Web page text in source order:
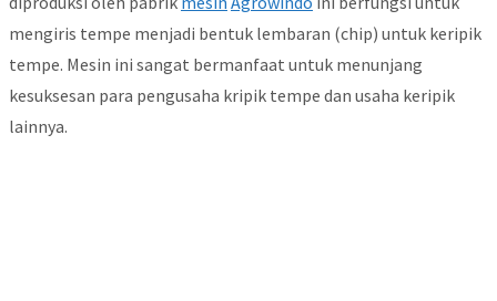
mengiris tempe menjadi bentuk lembaran (chip) untuk keripik
tempe. Mesin ini sangat bermanfaat untuk menunjang
kesuksesan para pengusaha kripik tempe dan usaha keripik
lainnya.